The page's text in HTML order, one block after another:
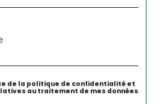
de la politique de confidentialité et
au traitement de mes données